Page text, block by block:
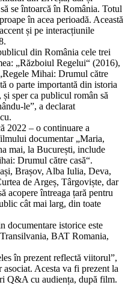
se întoarcă în România. Totul
în acea perioadă. Această
și pe interacțiunile
din România cele trei
„Războiul Regelui“ (2016),
Mihai: Drumul către
o parte importantă din istoria
sper ca publicul român să
le”, a declarat
2022 – o continuare a
documentar „Maria,
mai, la București, include
Drumul către casă“.
Brașov, Alba Iulia, Deva,
de Argeș, Târgoviște, dar
acopere întreaga țară pentru
cât mai larg, din toate
documentare istorice este
BAT Romania,
în prezent reflectă viitorul”,
Acesta va fi prezent la
Q&A cu audiența, după film.